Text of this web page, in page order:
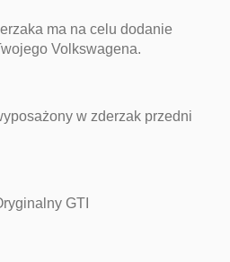
ma na celu dodanie
Volkswagena.
w zderzak przedni
GTI